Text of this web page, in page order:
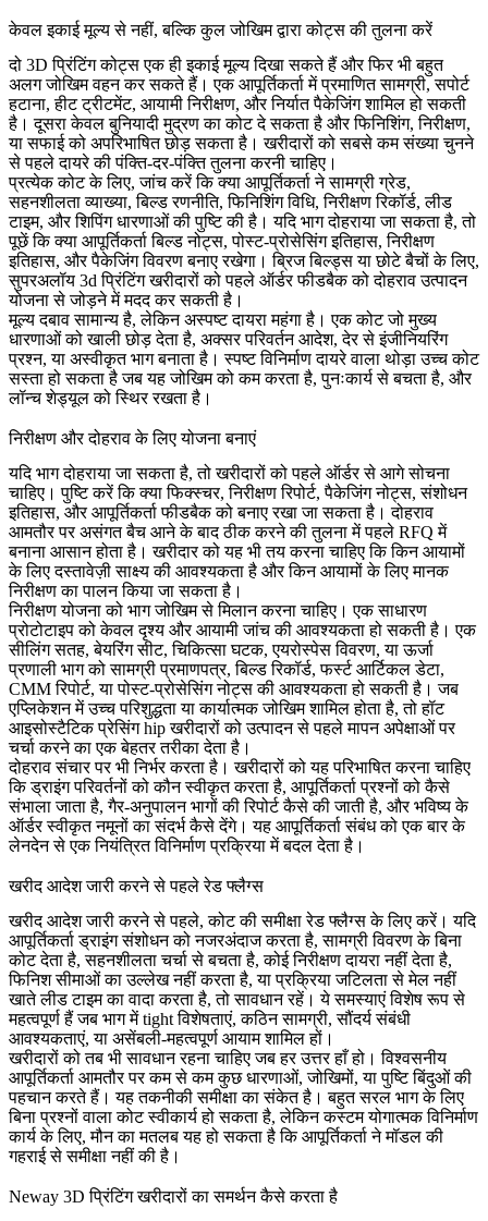
केवल इकाई मूल्य से नहीं, बल्कि कुल जोखिम द्वारा कोट्स की तुलना करें
दो 3D प्रिंटिंग कोट्स एक ही इकाई मूल्य दिखा सकते हैं और फिर भी बहुत
अलग जोखिम वहन कर सकते हैं। एक आपूर्तिकर्ता में प्रमाणित सामग्री, सपोर्ट
हटाना, हीट ट्रीटमेंट, आयामी निरीक्षण, और निर्यात पैकेजिंग शामिल हो सकती
है। दूसरा केवल बुनियादी मुद्रण का कोट दे सकता है और फिनिशिंग, निरीक्षण,
या सफाई को अपरिभाषित छोड़ सकता है। खरीदारों को सबसे कम संख्या चुनने
से पहले दायरे की पंक्ति-दर-पंक्ति तुलना करनी चाहिए।
प्रत्येक कोट के लिए, जांच करें कि क्या आपूर्तिकर्ता ने सामग्री ग्रेड,
सहनशीलता व्याख्या, बिल्ड रणनीति, फिनिशिंग विधि, निरीक्षण रिकॉर्ड, लीड
टाइम, और शिपिंग धारणाओं की पुष्टि की है। यदि भाग दोहराया जा सकता है, तो
पूछें कि क्या आपूर्तिकर्ता बिल्ड नोट्स, पोस्ट-प्रोसेसिंग इतिहास, निरीक्षण
इतिहास, और पैकेजिंग विवरण बनाए रखेगा। ब्रिज बिल्ड्स या छोटे बैचों के लिए,
सुपरअलॉय 3d प्रिंटिंगखरीदारों को पहले ऑर्डर फीडबैक को दोहराव उत्पादन
योजना से जोड़ने में मदद कर सकती है।
मूल्य दबाव सामान्य है, लेकिन अस्पष्ट दायरा महंगा है। एक कोट जो मुख्य
धारणाओं को खाली छोड़ देता है, अक्सर परिवर्तन आदेश, देर से इंजीनियरिंग
प्रश्न, या अस्वीकृत भाग बनाता है। स्पष्ट विनिर्माण दायरे वाला थोड़ा उच्च कोट
सस्ता हो सकता है जब यह जोखिम को कम करता है, पुनःकार्य से बचता है, और
लॉन्च शेड्यूल को स्थिर रखता है।
निरीक्षण और दोहराव के लिए योजना बनाएं
यदि भाग दोहराया जा सकता है, तो खरीदारों को पहले ऑर्डर से आगे सोचना
चाहिए। पुष्टि करें कि क्या फिक्स्चर, निरीक्षण रिपोर्ट, पैकेजिंग नोट्स, संशोधन
इतिहास, और आपूर्तिकर्ता फीडबैक को बनाए रखा जा सकता है। दोहराव
आमतौर पर असंगत बैच आने के बाद ठीक करने की तुलना में पहले RFQ में
बनाना आसान होता है। खरीदार को यह भी तय करना चाहिए कि किन आयामों
के लिए दस्तावेज़ी साक्ष्य की आवश्यकता है और किन आयामों के लिए मानक
निरीक्षण का पालन किया जा सकता है।
निरीक्षण योजना को भाग जोखिम से मिलान करना चाहिए। एक साधारण
प्रोटोटाइप को केवल दृश्य और आयामी जांच की आवश्यकता हो सकती है। एक
सीलिंग सतह, बेयरिंग सीट, चिकित्सा घटक, एयरोस्पेस विवरण, या ऊर्जा
प्रणाली भाग को सामग्री प्रमाणपत्र, बिल्ड रिकॉर्ड, फर्स्ट आर्टिकल डेटा,
CMM रिपोर्ट, या पोस्ट-प्रोसेसिंग नोट्स की आवश्यकता हो सकती है। जब
एप्लिकेशन में उच्च परिशुद्धता या कार्यात्मक जोखिम शामिल होता है, तोहॉट
आइसोस्टैटिक प्रेसिंग hipखरीदारों को उत्पादन से पहले मापन अपेक्षाओं पर
चर्चा करने का एक बेहतर तरीका देता है।
दोहराव संचार पर भी निर्भर करता है। खरीदारों को यह परिभाषित करना चाहिए
कि ड्राइंग परिवर्तनों को कौन स्वीकृत करता है, आपूर्तिकर्ता प्रश्नों को कैसे
संभाला जाता है, गैर-अनुपालन भागों की रिपोर्ट कैसे की जाती है, और भविष्य के
ऑर्डर स्वीकृत नमूनों का संदर्भ कैसे देंगे। यह आपूर्तिकर्ता संबंध को एक बार के
लेनदेन से एक नियंत्रित विनिर्माण प्रक्रिया में बदल देता है।
खरीद आदेश जारी करने से पहले रेड फ्लैग्स
खरीद आदेश जारी करने से पहले, कोट की समीक्षा रेड फ्लैग्स के लिए करें। यदि
आपूर्तिकर्ता ड्राइंग संशोधन को नजरअंदाज करता है, सामग्री विवरण के बिना
कोट देता है, सहनशीलता चर्चा से बचता है, कोई निरीक्षण दायरा नहीं देता है,
फिनिश सीमाओं का उल्लेख नहीं करता है, या प्रक्रिया जटिलता से मेल नहीं
खाते लीड टाइम का वादा करता है, तो सावधान रहें। ये समस्याएं विशेष रूप से
महत्वपूर्ण हैं जब भाग में tight विशेषताएं, कठिन सामग्री, सौंदर्य संबंधी
आवश्यकताएं, या असेंबली-महत्वपूर्ण आयाम शामिल हों।
खरीदारों को तब भी सावधान रहना चाहिए जब हर उत्तर हाँ हो। विश्वसनीय
आपूर्तिकर्ता आमतौर पर कम से कम कुछ धारणाओं, जोखिमों, या पुष्टि बिंदुओं की
पहचान करते हैं। यह तकनीकी समीक्षा का संकेत है। बहुत सरल भाग के लिए
बिना प्रश्नों वाला कोट स्वीकार्य हो सकता है, लेकिन कस्टम योगात्मक विनिर्माण
कार्य के लिए, मौन का मतलब यह हो सकता है कि आपूर्तिकर्ता ने मॉडल की
गहराई से समीक्षा नहीं की है।
Neway 3D प्रिंटिंग खरीदारों का समर्थन कैसे करता है